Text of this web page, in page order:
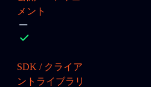
メント
SDK / クライア
ントライブラリ